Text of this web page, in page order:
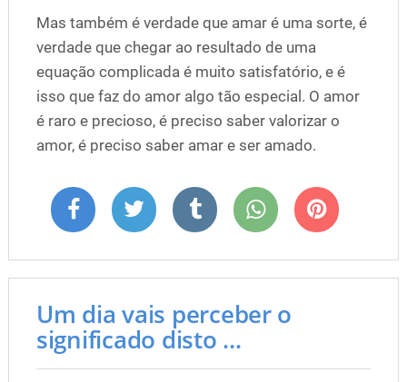
Mas também é verdade que amar é uma sorte, é
verdade que chegar ao resultado de uma
equação complicada é muito satisfatório, e é
isso que faz do amor algo tão especial. O amor
é raro e precioso, é preciso saber valorizar o
amor, é preciso saber amar e ser amado.
Um dia vais perceber o
significado disto ...